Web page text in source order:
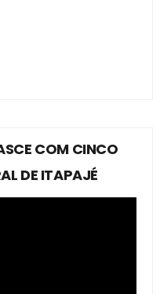
COM CINCO
DE ITAPAJÉ